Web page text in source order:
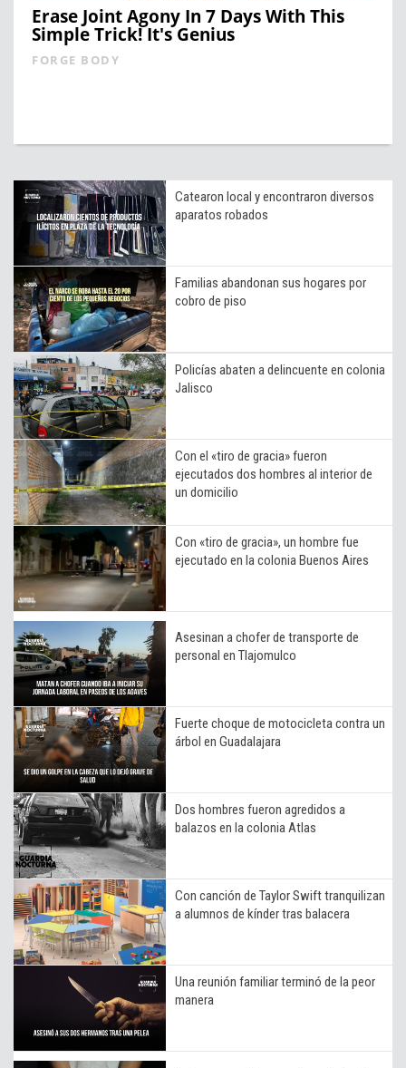
Erase Joint Agony In 7 Days With This
Simple Trick! It's Genius
FORGE BODY
Catearon local y encontraron diversos
aparatos robados
Familias abandonan sus hogares por
cobro de piso
Policías abaten a delincuente en colonia
Jalisco
Con el «tiro de gracia» fueron
ejecutados dos hombres al interior de
un domicilio
Con «tiro de gracia», un hombre fue
ejecutado en la colonia Buenos Aires
Asesinan a chofer de transporte de
personal en Tlajomulco
Fuerte choque de motocicleta contra un
árbol en Guadalajara
Dos hombres fueron agredidos a
balazos en la colonia Atlas
Con canción de Taylor Swift tranquilizan
a alumnos de kínder tras balacera
Una reunión familiar terminó de la peor
manera